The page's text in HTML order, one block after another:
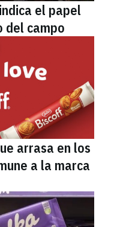
el papel
del campo
arrasa en los
a la marca